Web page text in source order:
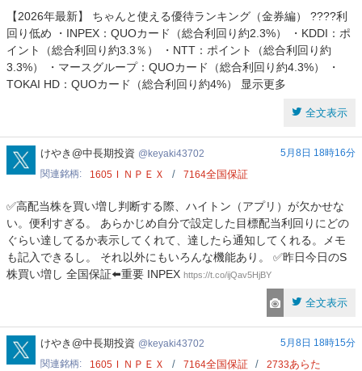
【2026年最新】 ちゃんと使える優待ランキング（金券編） ????利
回り低め ・INPEX：QUOカード（総合利回り約2.3%） ・KDDI：ポ
イント（総合利回り約3.3％） ・NTT：ポイント（総合利回り約
3.3%） ・マースグループ：QUOカード（総合利回り約4.3%） ・
TOKAI HD：QUOカード（総合利回り約4%） 显示更多
全文表示
keyaki43702
けやき@中長期投資 keyaki43702
5月8日 18時16分
関連銘柄
1605 ＩＮＰＥＸ 7164全国保証
✅高配当株を買い増し判断する際、ハイトン（アプリ）が欠かせな
い。便利すぎる。 あらかじめ自分で設定した目標配当利回りにどの
ぐらい達してるか表示してくれて、達したら通知してくれる。メモ
も記入できるし。 それ以外にもいろんな機能あり。 ✅昨日今日のS
株買い増し 全国保証⬅️重要 INPEX https://t.co/ijQav5HjBY
全文表示
keyaki43702
けやき@中長期投資 keyaki43702
5月8日 18時15分
関連銘柄
1605 ＩＮＰＥＸ 7164全国保証 2733あらた